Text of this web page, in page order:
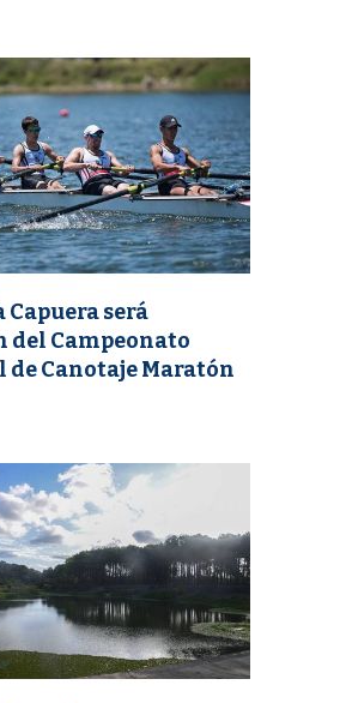
Capuera será
Campeonato
de Canotaje Maratón